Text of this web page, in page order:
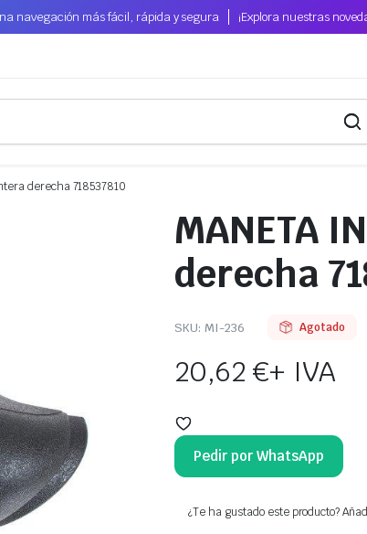
navegación más fácil, rápida y segura ¡Explora nuestras
derecha 718537810
MANETA
derecha
SKU: MI-236 Agotado
20,62€+ IVA
Pedir por WhatsApp
¿Te ha gustado este producto?